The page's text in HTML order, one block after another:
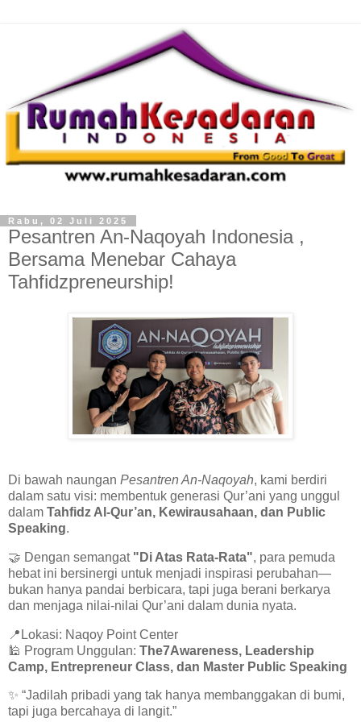
Rabu, 02 Juli 2025
Pesantren An-Naqoyah Indonesia ,
Bersama Menebar Cahaya
Tahfidzpreneurship!
Di bawah naungan Pesantren An-Naqoyah, kami berdiri
dalam satu visi: membentuk generasi Qur’ani yang unggul
dalam Tahfidz Al-Qur’an, Kewirausahaan, dan Public
Speaking.
🤝 Dengan semangat "Di Atas Rata-Rata", para pemuda
hebat ini bersinergi untuk menjadi inspirasi perubahan—
bukan hanya pandai berbicara, tapi juga berani berkarya
dan menjaga nilai-nilai Qur’ani dalam dunia nyata.
📍Lokasi: Naqoy Point Center
🕌 Program Unggulan: The7Awareness, Leadership
Camp, Entrepreneur Class, dan Master Public Speaking
✨ “Jadilah pribadi yang tak hanya membanggakan di bumi,
tapi juga bercahaya di langit.”